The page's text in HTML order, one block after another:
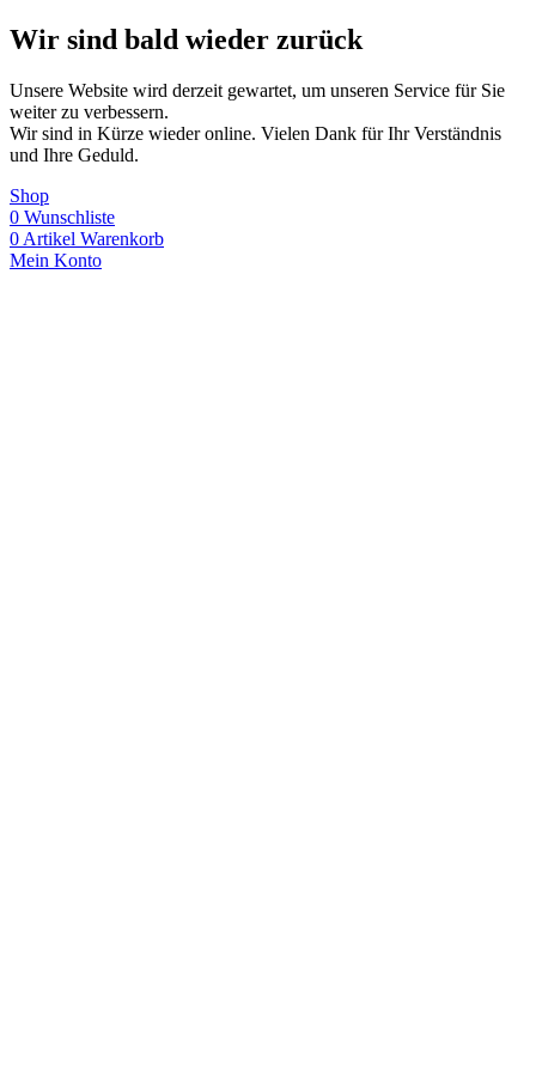
Wir sind bald wieder zurück
Unsere Website wird derzeit gewartet, um unseren Service für Sie
weiter zu verbessern.
Wir sind in Kürze wieder online. Vielen Dank für Ihr Verständnis
und Ihre Geduld.
Shop
0 Wunschliste
0 Artikel Warenkorb
Mein Konto